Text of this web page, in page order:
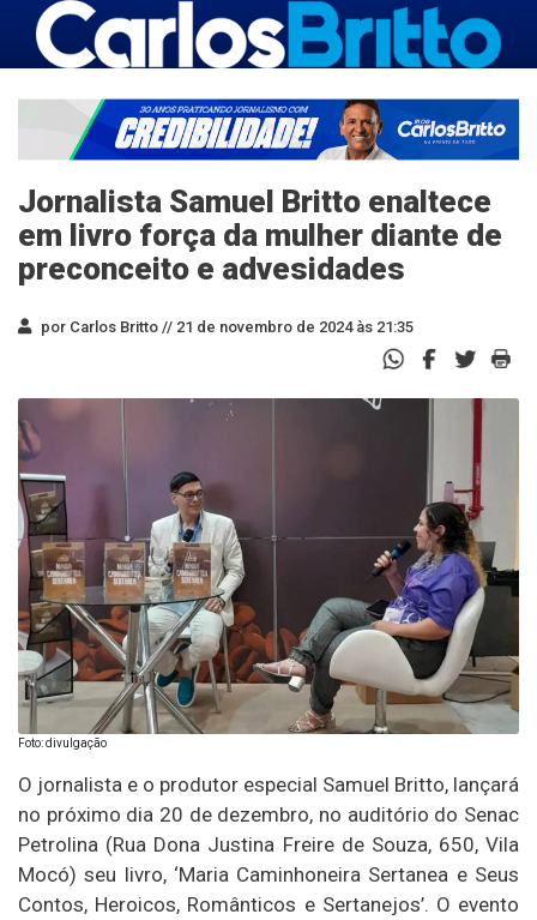
Jornalista Samuel Britto enaltece
em livro força da mulher diante de
preconceito e advesidades
por Carlos Britto // 21 de novembro de 2024 às 21:35
Foto: divulgação
O jornalista e o produtor especial Samuel Britto, lançará
no próximo dia 20 de dezembro, no auditório do Senac
Petrolina (Rua Dona Justina Freire de Souza, 650, Vila
Mocó) seu livro, ‘Maria Caminhoneira Sertanea e Seus
Contos, Heroicos, Românticos e Sertanejos’. O evento